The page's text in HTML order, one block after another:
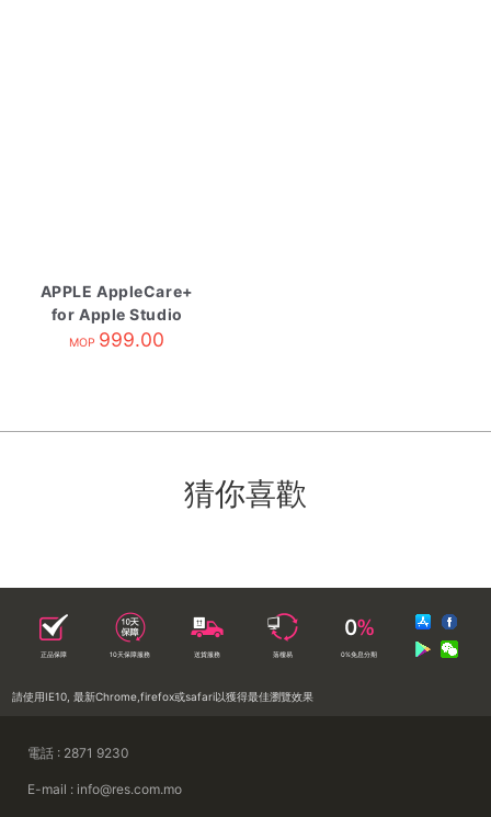
APPLE AppleCare+
for Apple Studio
Display
MOP 999.00
猜你喜歡
正品保障 10天保障服務 送貨服務 落樓易 0%免息分期
請使用IE10, 最新Chrome,firefox或safari以獲得最佳瀏覽效果
電話 : 2871 9230
E-mail : info@res.com.mo